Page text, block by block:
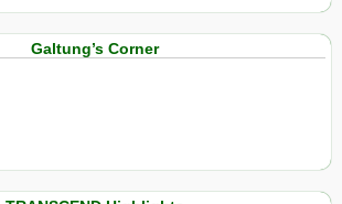
Galtung’s Corner